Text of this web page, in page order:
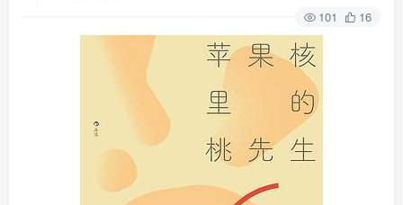
101 16
没有账号？立即注册